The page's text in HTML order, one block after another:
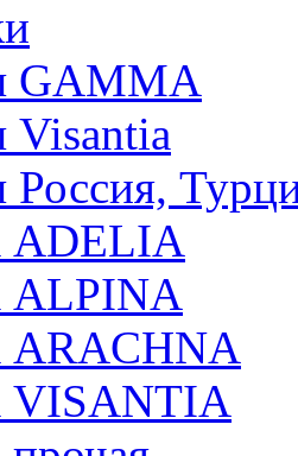
GAMMA
ADELIA
ALPINA
ARACHNA
VISANTIA